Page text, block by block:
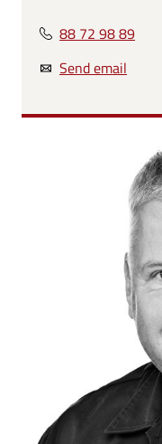
88 72 98 89
Send email